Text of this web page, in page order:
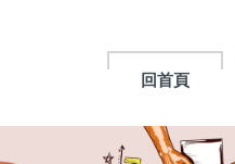
回首頁